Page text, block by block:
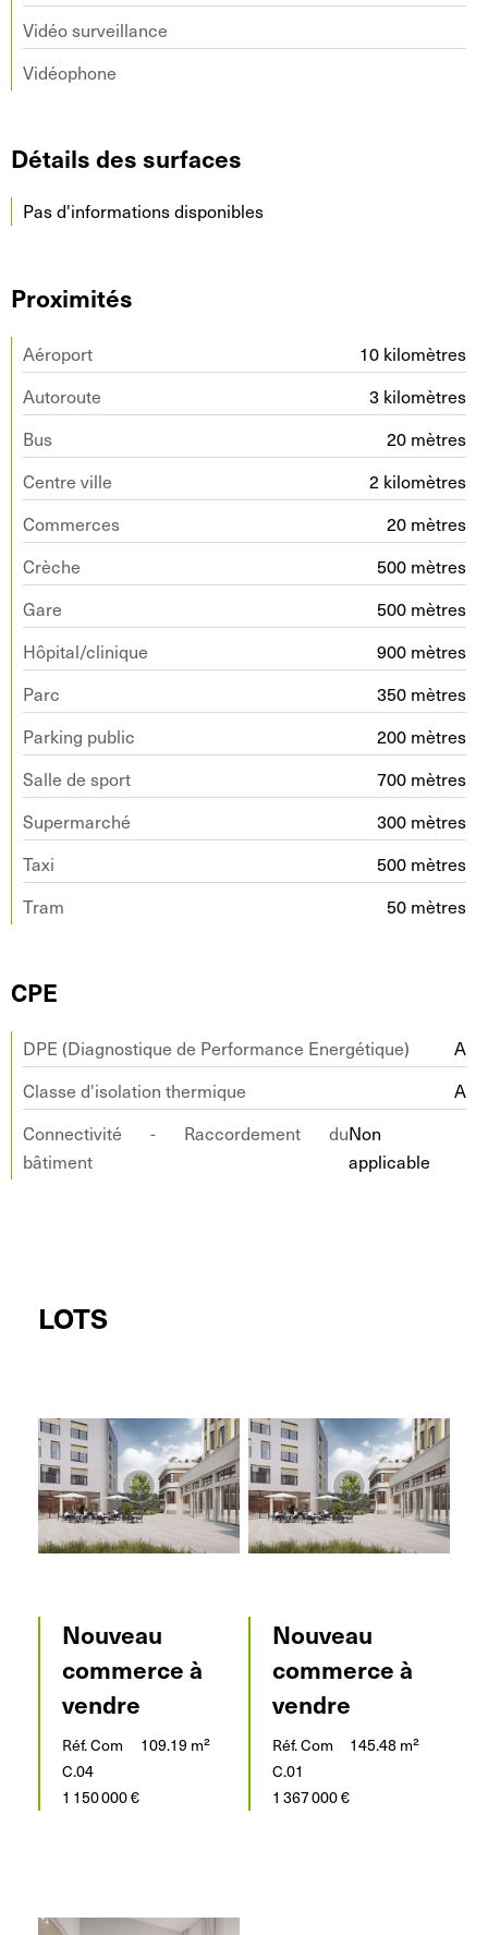
Vidéo surveillance
Vidéophone
Détails des surfaces
Pas d'informations disponibles
Proximités
Aéroport
10 kilomètres
Autoroute
3 kilomètres
Bus
20 mètres
Centre ville
2 kilomètres
Commerces
20 mètres
Crèche
500 mètres
Gare
500 mètres
Hôpital/clinique
900 mètres
Parc
350 mètres
Parking public
200 mètres
Salle de sport
700 mètres
Supermarché
300 mètres
Taxi
500 mètres
Tram
50 mètres
CPE
DPE (Diagnostique de Performance Energétique)
A
Classe d'isolation thermique
A
Connectivité - Raccordement du
bâtiment
Non
applicable
LOTS
Nouveau
commerce à
vendre
Réf. Com
C.04
109.19 m²
1 150 000 €
Nouveau
commerce à
vendre
Réf. Com
C.01
145.48 m²
1 367 000 €